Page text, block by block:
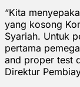
“Kita
yang kosong
Syariah. Untuk
pertama
and proper test
Direktur